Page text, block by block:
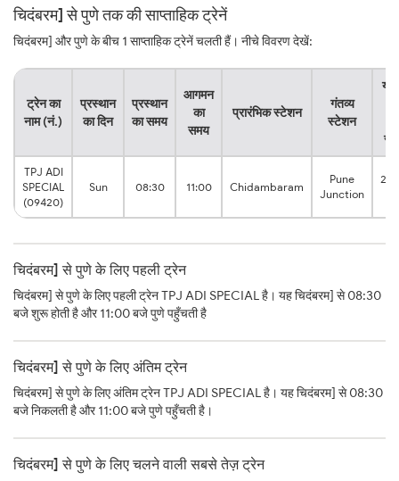
चिदंबरम] से पुणे तक की साप्ताहिक ट्रेनें
चिदंबरम] और पुणे के बीच 1 साप्ताहिक ट्रेनें चलती हैं। नीचे विवरण देखें:
ट्रेन का
नाम (नं.)
प्रस्थान
का दिन
प्रस्थान
का समय
आगमन
का
समय
प्रारंभिक स्टेशन
गंतव्य
स्टेशन
TPJ ADI
SPECIAL
(09420)
Sun 08:30 11:00 Chidambaram
Pune
Junction
चिदंबरम] से पुणे के लिए पहली ट्रेन
चिदंबरम] से पुणे के लिए पहली ट्रेन TPJ ADI SPECIAL है। यह चिदंबरम] से 08:30
बजे शुरू होती है और 11:00 बजे पुणे पहुँचती है
चिदंबरम] से पुणे के लिए अंतिम ट्रेन
चिदंबरम] से पुणे के लिए अंतिम ट्रेन TPJ ADI SPECIAL है। यह चिदंबरम] से 08:30
बजे निकलती है और 11:00 बजे पुणे पहुँचती है।
चिदंबरम] से पुणे के लिए चलने वाली सबसे तेज़ ट्रेन